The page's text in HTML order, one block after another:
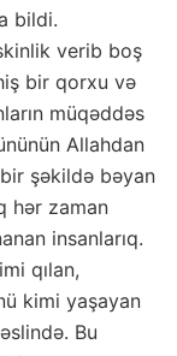
bildi.
verib boş
bir qorxu və
müqəddəs
Allahdan
şəkildə bəyan
hər zaman
insanlarıq.
qılan,
kimi yaşayan
Bu